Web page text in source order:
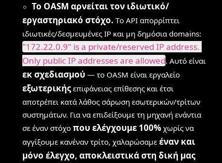
Το OASM αρνείται τον ιδιωτικό/
εργαστηριακό στόχο. Το API απορρίπτει
ιδιωτικές/δεσμευμένες IP και μη δημόσια domains:
"172.22.0.9" is a private/reserved IP address.
Only public IP addresses are allowed. Αυτό είναι
εκ σχεδιασμού — το OASM είναι εργαλείο
εξωτερικήςεπιφάνειας επίθεσης και έτσι
αποτρέπει κατά λάθος σάρωση εσωτερικών/τρίτων
συστημάτων. Για να επιδείξουμε τη μηχανή ενάντια
σε έναν στόχο που ελέγχουμε 100% χωρίς να
αγγίξουμε κανέναν τρίτο, χαλαρώσαμε έναν και
μόνο έλεγχο, αποκλειστικά στη δική μας